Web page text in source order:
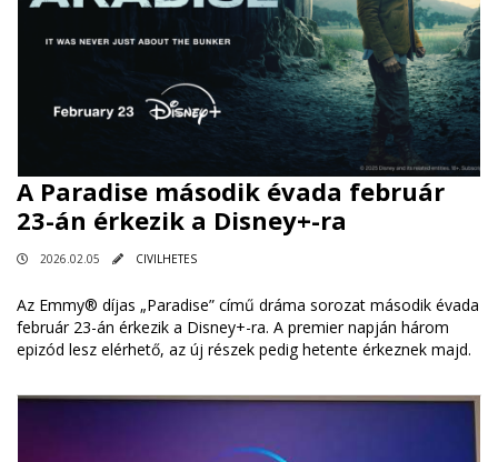
A Paradise második évada február
23-án érkezik a Disney+-ra
2026.02.05 CIVILHETES
Az Emmy® díjas „Paradise” című dráma sorozat második évada
február 23-án érkezik a Disney+-ra. A premier napján három
epizód lesz elérhető, az új részek pedig hetente érkeznek majd.